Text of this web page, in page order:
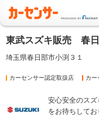
東武スズキ販売 春
埼玉県春日部市小渕３１
カーセンサー認定取扱店 カー
安心安全のス
をお待ちしてお